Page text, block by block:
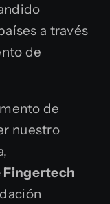
a través
de
de
nuestro